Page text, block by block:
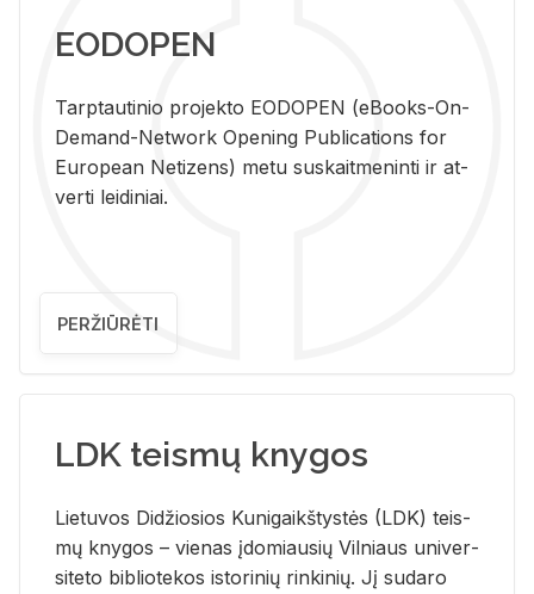
EODOPEN
Tarp­tau­ti­nio pro­jek­to EO­DO­PEN (eBo­oks-On-
De­mand-Ne­twork Ope­ning Pub­li­ca­tions for
Eu­ro­pe­an Ne­ti­zens) metu su­skait­me­nin­ti ir at­
ver­ti lei­di­niai.
PERŽIŪRĖTI
LDK teismų knygos
Lie­tu­vos Di­džio­sios Ku­ni­gaikš­tys­tės (LDK) teis­
mų kny­gos – vie­nas įdo­miau­sių Vil­niaus uni­ver­
si­te­to bi­b­lio­te­kos is­to­ri­nių rin­ki­nių. Jį su­da­ro